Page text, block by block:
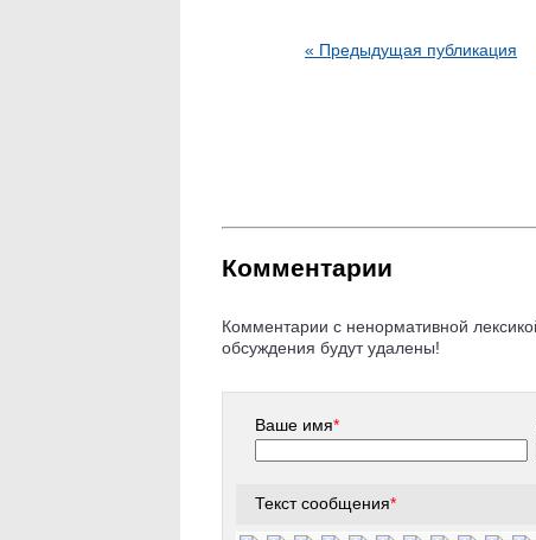
« Предыдущая публикация
Комментарии
Комментарии с ненормативной
обсуждения будут удалены!
Ваше имя*
Текст сообщения*